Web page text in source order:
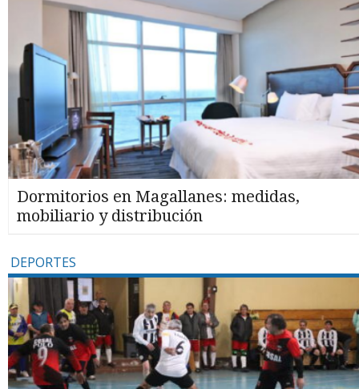
Dormitorios en Magallanes: medidas,
mobiliario y distribución
DEPORTES